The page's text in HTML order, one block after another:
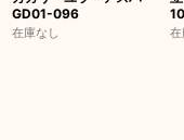
GD01-096
在庫なし 在